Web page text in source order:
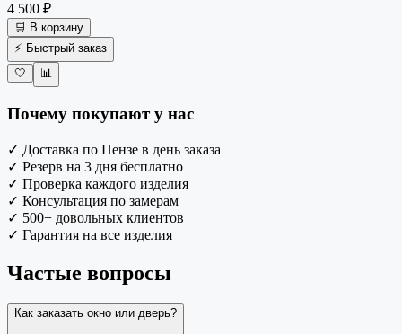
4 500 ₽
🛒 В корзину
⚡ Быстрый заказ
🤍
📊
Почему покупают у нас
✓ Доставка по Пензе в день заказа
✓ Резерв на 3 дня бесплатно
✓ Проверка каждого изделия
✓ Консультация по замерам
✓ 500+ довольных клиентов
✓ Гарантия на все изделия
Частые вопросы
Как заказать окно или дверь?